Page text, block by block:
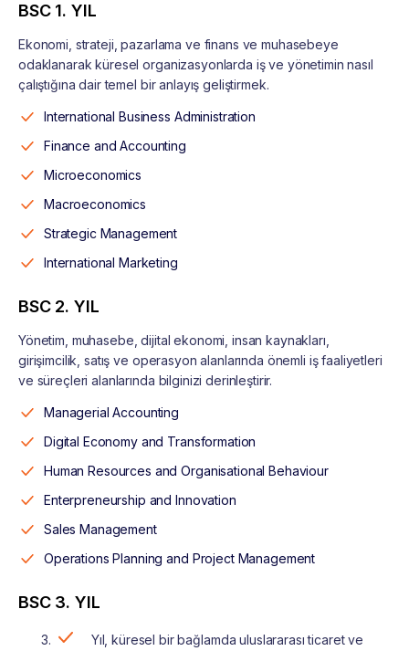
BSC 1. YIL
Ekonomi, strateji, pazarlama ve finans ve muhasebeye
odaklanarak küresel organizasyonlarda iş ve yönetimin nasıl
çalıştığına dair temel bir anlayış geliştirmek.
International Business Administration
Finance and Accounting
Microeconomics
Macroeconomics
Strategic Management
International Marketing
BSC 2. YIL
Yönetim, muhasebe, dijital ekonomi, insan kaynakları,
girişimcilik, satış ve operasyon alanlarında önemli iş faaliyetleri
ve süreçleri alanlarında bilginizi derinleştirir.
Managerial Accounting
Digital Economy and Transformation
Human Resources and Organisational Behaviour
Enterpreneurship and Innovation
Sales Management
Operations Planning and Project Management
BSC 3. YIL
Yıl, küresel bir bağlamda uluslararası ticaret ve